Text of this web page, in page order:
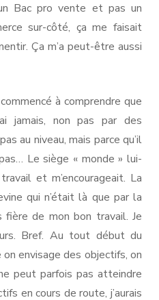
Bac pro vente et pas un
sur-côté, ça me faisait
Ça m’a peut-être aussi
à comprendre que
jamais, non pas par des
au niveau, mais parce qu’il
Le siège « monde » lui-
et m’encourageait. La
qui n’était là que par la
fière de mon bon travail. Je
Bref. Au tout début du
envisage des objectifs, on
peut parfois pas atteindre
en cours de route, j’aurais